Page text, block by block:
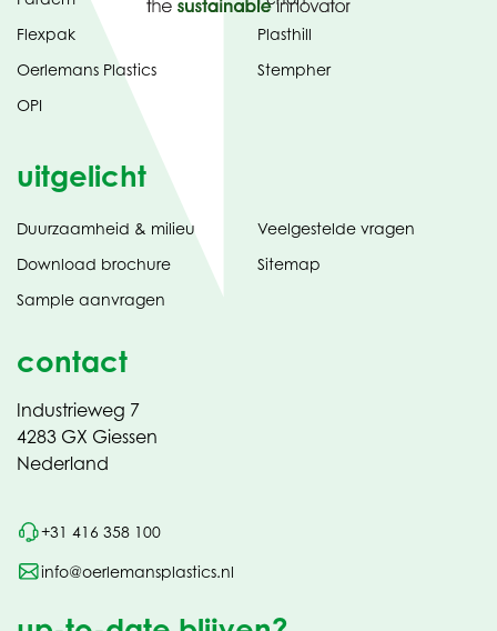
Flexpak
Oerlemans Plastics
OPI
Plasthill
Stempher
uitgelicht
Duurzaamheid & milieu
Download brochure(opent
tabblad)
Sample aanvragen
Veelgestelde vragen
Sitemap
contact
Industrieweg 7
4283 GX Giessen
Nederland
+31 416 358 100
info@oerlemansplastics.nl